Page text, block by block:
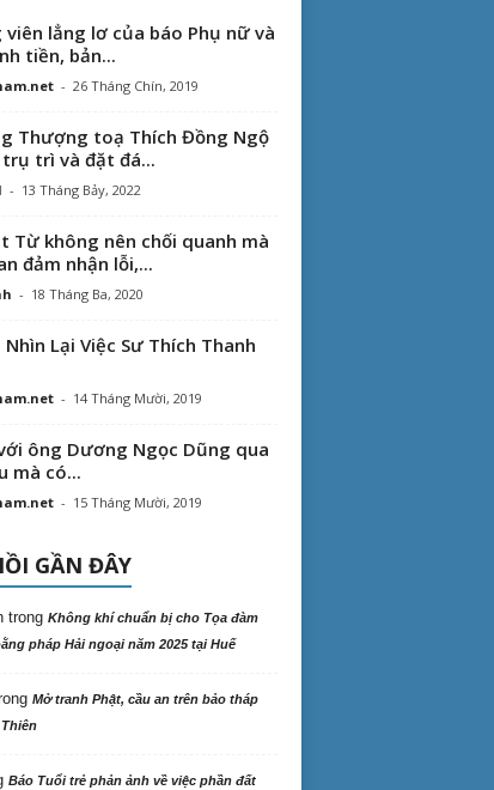
viên lẳng lơ của báo Phụ nữ và
tiền, bản...
- 26 Tháng Chín, 2019
Thượng toạ Thích Đồng Ngộ
trì và đặt đá...
- 13 Tháng Bảy, 2022
Từ không nên chối quanh mà
đảm nhận lỗi,...
- 18 Tháng Ba, 2020
Lại Việc Sư Thích Thanh
- 14 Tháng Mười, 2019
ông Dương Ngọc Dũng qua
mà có...
- 15 Tháng Mười, 2019
GẦN ĐÂY
trong Không khí chuẩn bị cho Tọa đàm
pháp Hải ngoại năm 2025 tại Huế
Mở tranh Phật, cầu an trên bảo tháp
Báo Tuổi trẻ phản ảnh về việc phần đất